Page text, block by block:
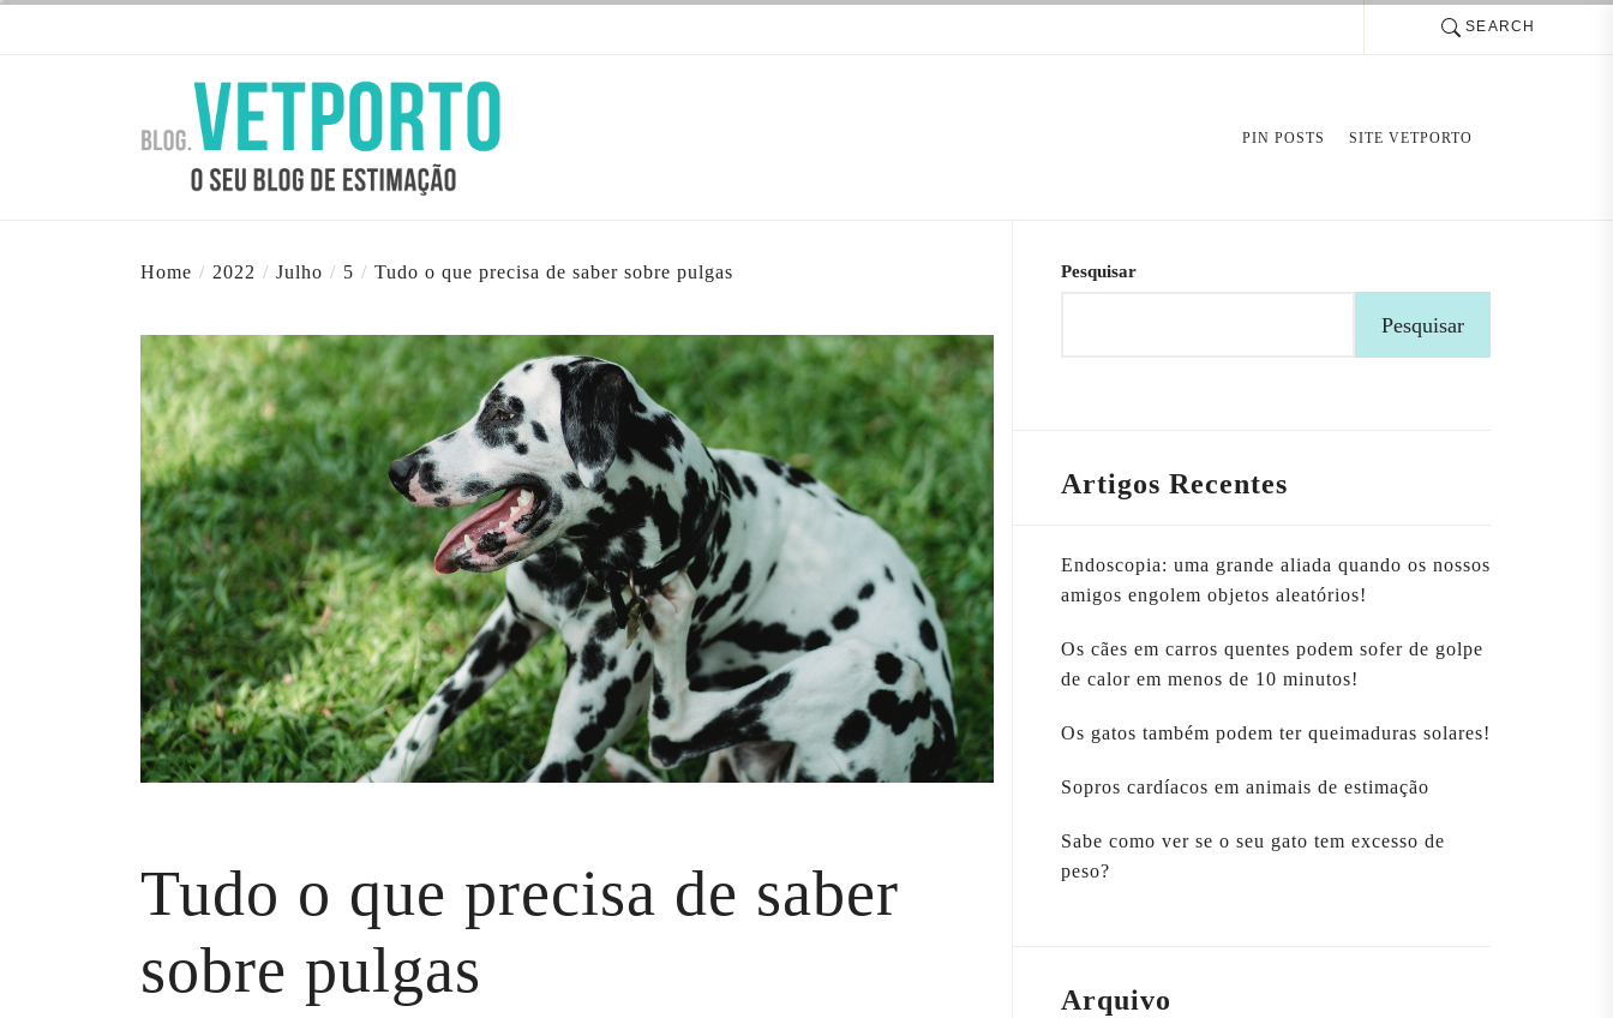
SEARCH
BLOG
BLOG VETPORTO
PIN POSTS SITE VETPORTO
Home 2022 Julho 5 Tudo o que precisa de saber sobre pulgas
Tudo o que precisa de saber
sobre pulgas
Pesquisar
Pesquisar
Artigos Recentes
Endoscopia: uma grande aliada quando os nossos
amigos engolem objetos aleatórios!
Os cães em carros quentes podem sofer de golpe
de calor em menos de 10 minutos!
Os gatos também podem ter queimaduras solares!
Sopros cardíacos em animais de estimação
Sabe como ver se o seu gato tem excesso de
peso?
Arquivo